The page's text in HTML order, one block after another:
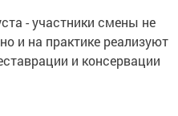
- участники смены не
и на практике реализуют
и консервации